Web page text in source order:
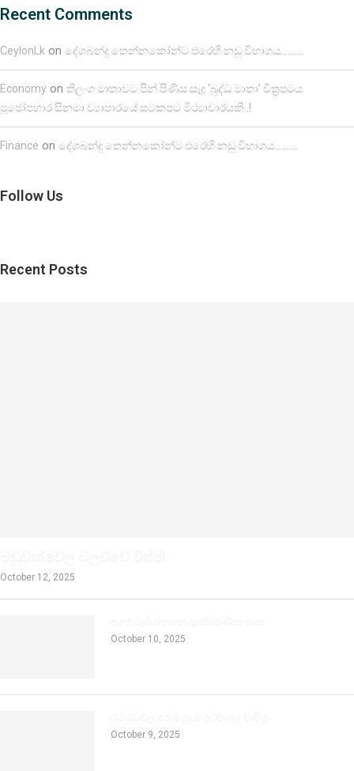
Recent Comments
CeylonLk on දේශබන්දු තෙන්නකෝන්ට එරෙහි නඩු විභාගය……….
Economy on තිලංග මාතාවට පින් පිණිස සෑදූ ‘බුද්ධ මාතා’ චිත්‍රපටය
පූජෝපහාර සිනමා ව්‍යාපාරයේ සටකපට මිථ්‍යාචාරයකි..!
Finance on දේශබන්දු තෙන්නකෝන්ට එරෙහි නඩු විභාගය……….
Follow Us
Recent Posts
October 12, 2025
October 10, 2025
October 9, 2025